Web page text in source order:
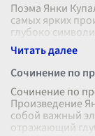
Поэма Янки
самых ярких
глубоко
позволяет
Сочинение по
Сочинение по
Произведение
собой важный
отражающий